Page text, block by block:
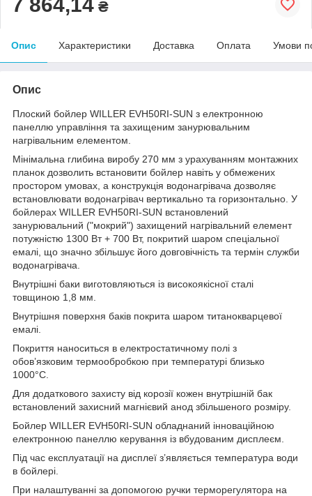
₴
Опис Характеристики Доставка Оплата Умови
Опис
Плоский бойлер WILLER EVH50RI-SUN з електронною
панеллю управління та захищеним занурювальним
нагрівальним елементом.
Мінімальна глибина виробу 270 мм з урахуванням монтажних
планок дозволить встановити бойлер навіть у обмежених
простором умовах, а конструкція водонагрівача дозволяє
встановлювати водонагрівач вертикально та горизонтально. У
бойлерах WILLER EVH50RI-SUN встановлений
занурювальний ("мокрий") захищений нагрівальний елемент
потужністю 1300 Вт + 700 Вт, покритий шаром спеціальної
емалі, що значно збільшує його довговічність та термін служби
водонагрівача.
Внутрішні баки виготовляються із високоякісної сталі
товщиною 1,8 мм.
Внутрішня поверхня баків покрита шаром титанокварцевої
емалі.
Покриття наноситься в електростатичному полі з
обов’язковим термообробкою при температурі близько
1000°С.
Для додаткового захисту від корозії кожен внутрішній бак
встановлений захисний магнієвий анод збільшеного розміру.
Бойлер WILLER EVH50RI-SUN обладнаний інноваційною
електронною панеллю керування із вбудованим дисплеєм.
Під час експлуатації на дисплеї з’являється температура води
в бойлері.
При налаштуванні за допомогою ручки терморегулятора на